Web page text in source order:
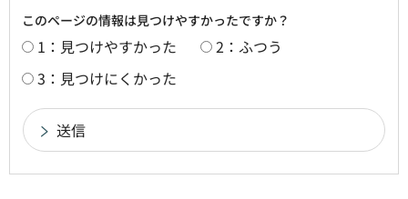
このページの情報は見つけやすかったですか？
1：見つけやすかった
2：ふつう
3：見つけにくかった